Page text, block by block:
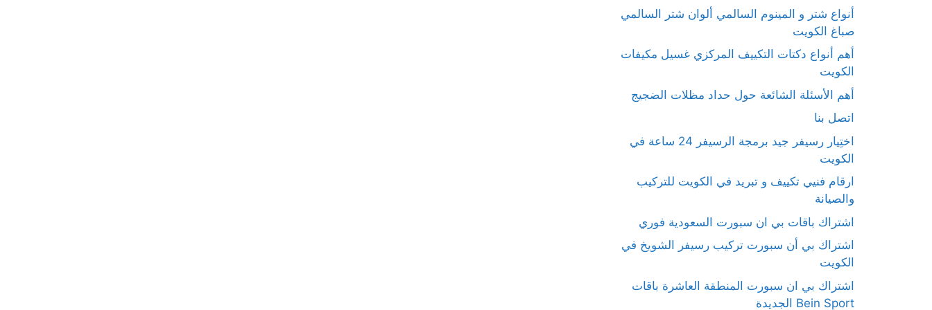
أنواع شتر و المينوم السالمي ألوان شتر السالمي
صباغ الكويت
أهم أنواع دكتات التكييف المركزي غسيل مكيفات
الكويت
أهم الأسئلة الشائعة حول حداد مظلات الضجيج
اتصل بنا
اختِيار رسيفر جيد برمجة الرسيفر 24 ساعة في
الكويت
ارقام فنيي تكييف و تبريد في الكويت للتركيب
والصيانة
اشتراك باقات بي ان سبورت السعودية فوري
اشتراك بي أن سبورت تركيب رسيفر الشويخ في
الكويت
اشتراك بي ان سبورت المنطقة العاشرة باقات
Bein Sport الجديدة